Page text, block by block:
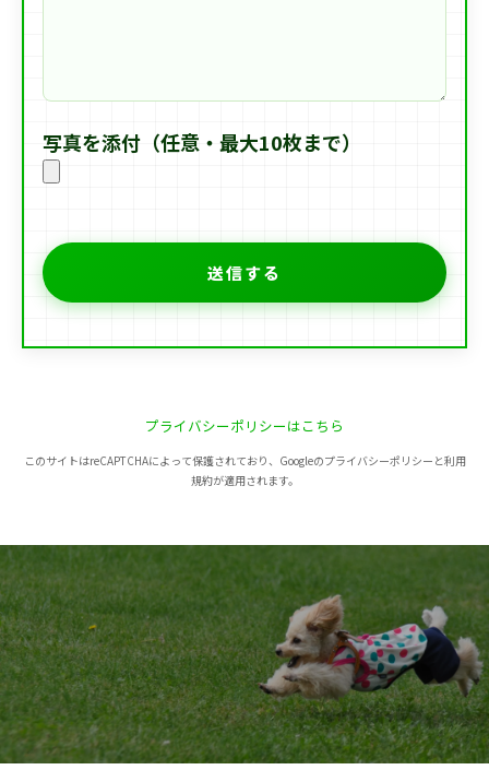
写真を添付（任意・最大10枚まで）
プライバシーポリシーはこちら
このサイトはreCAPTCHAによって保護されており、Googleのプライバシーポリシーと利用
規約が適用されます。